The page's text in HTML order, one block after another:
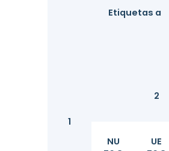
Etiquetas a
1
2
NU
UE